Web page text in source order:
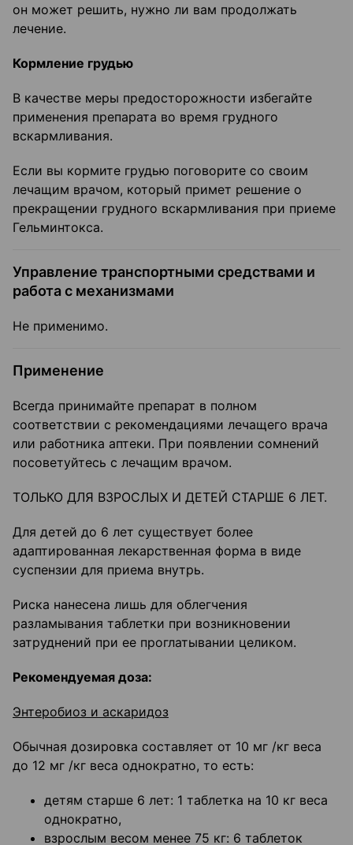
он может решить, нужно ли вам продолжать
лечение.
Кормление грудью
В качестве меры предосторожности избегайте
применения препарата во время грудного
вскармливания.
Если вы кормите грудью поговорите со своим
лечащим врачом, который примет решение о
прекращении грудного вскармливания при приеме
Гельминтокса.
Управление транспортными средствами и
работа с механизмами
Не применимо.
Применение
Всегда принимайте препарат в полном
соответствии с рекомендациями лечащего врача
или работника аптеки. При появлении сомнений
посоветуйтесь с лечащим врачом.
ТОЛЬКО ДЛЯ ВЗРОСЛЫХ И ДЕТЕЙ СТАРШЕ 6 ЛЕТ.
Для детей до 6 лет существует более
адаптированная лекарственная форма в виде
суспензии для приема внутрь.
Риска нанесена лишь для облегчения
разламывания таблетки при возникновении
затруднений при ее проглатывании целиком.
Рекомендуемая доза:
Энтеробиоз и аскаридоз
Обычная дозировка составляет от 10 мг /кг веса
до 12 мг /кг веса однократно, то есть:
детям старше 6 лет: 1 таблетка на 10 кг веса
однократно,
взрослым весом менее 75 кг: 6 таблеток